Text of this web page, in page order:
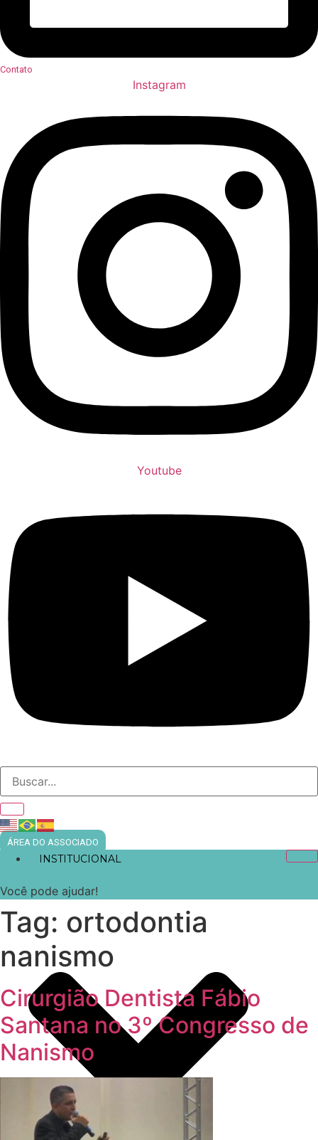
Contato
Instagram
Youtube
ÁREA DO ASSOCIADO
INSTITUCIONAL
Você pode ajudar!
Tag: ortodontia
nanismo
Cirurgião Dentista Fábio
Santana no 3º Congresso de
Nanismo